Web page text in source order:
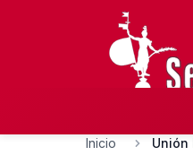
Inicio Unión